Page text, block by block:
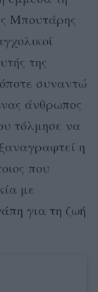
Μπουτάρης
της
συναντώ
άνθρωπος
τόλμησε να
η
που
με
για τη ζωή